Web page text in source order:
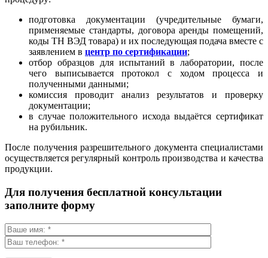
подготовка документации (учредительные бумаги,
применяемые стандарты, договора аренды помещений,
коды ТН ВЭД товара) и их последующая подача вместе с
заявлением в центр по сертификации;
отбор образцов для испытаний в лаборатории, после
чего выписывается протокол с ходом процесса и
полученными данными;
комиссия проводит анализ результатов и проверку
документации;
в случае положительного исхода выдаётся сертификат
на рубильник.
После получения разрешительного документа специалистами
осуществляется регулярный контроль производства и качества
продукции.
Для получения бесплатной консультации
заполните форму